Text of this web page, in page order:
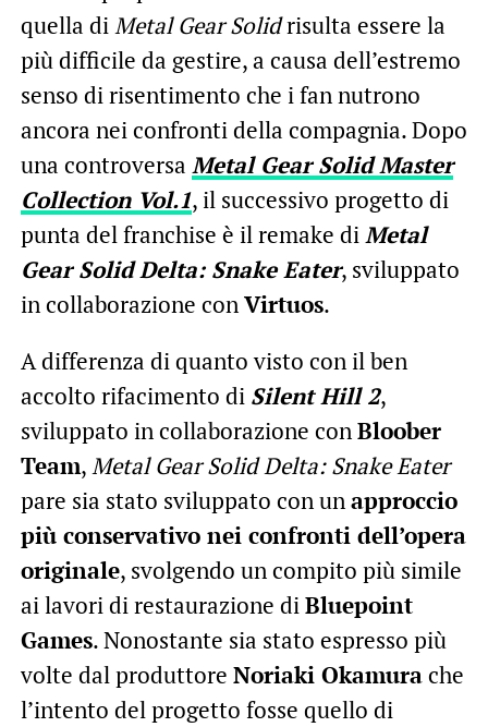
quella di Metal Gear Solidrisulta essere la
più difficile da gestire, a causa dell’estremo
senso di risentimento che i fan nutrono
ancora nei confronti della compagnia. Dopo
una controversa Metal Gear Solid Master
Collection Vol.1, il successivo progetto di
punta del franchise è il remake di Metal
Gear Solid Delta: Snake Eater, sviluppato
in collaborazione con Virtuos.
A differenza di quanto visto con il ben
accolto rifacimento di Silent Hill 2,
sviluppato in collaborazione con Bloober
Team, Metal Gear Solid Delta: Snake Eater
pare sia stato sviluppato con un approccio
più conservativo nei confronti dell’opera
originale, svolgendo un compito più simile
ai lavori di restaurazione di Bluepoint
Games. Nonostante sia stato espresso più
volte dal produttore Noriaki Okamurache
l’intento del progetto fosse quello di